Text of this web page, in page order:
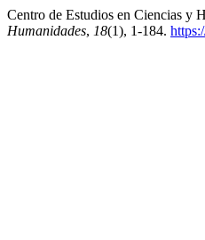
Centro de Estudios en Ciencias
Humanidades, 18(1), 1-184.